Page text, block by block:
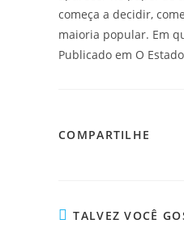
começa a decidir,
maioria popular. Em
Publicado em O
COMPARTILHE
TALVEZ VOCÊ